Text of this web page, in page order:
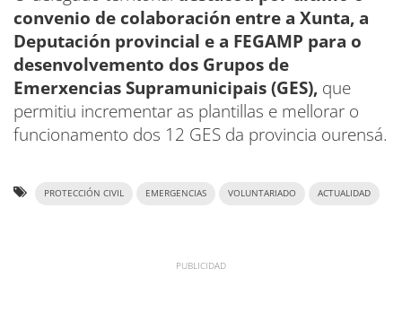
convenio de colaboración entre a Xunta, a
Deputación provincial e a FEGAMP para o
desenvolvemento dos Grupos de
Emerxencias Supramunicipais (GES), que
permitiu incrementar as plantillas e mellorar o
funcionamento dos 12 GES da provincia ourensá.
PROTECCIÓN CIVIL EMERGENCIAS VOLUNTARIADO ACTUALIDAD